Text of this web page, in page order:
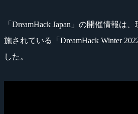
「DreamHack Japan」の開催情報は
施されている「DreamHack Winter
した。